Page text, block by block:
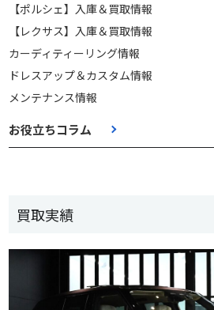
【ポルシェ】入庫＆買取情報
【レクサス】入庫＆買取情報
カーディティーリング情報
ドレスアップ＆カスタム情報
メンテナンス情報
お役立ちコラム
買取実績